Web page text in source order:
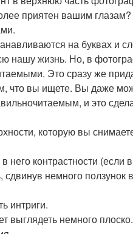
приятен вашим глазам?
на буквах
нашу жизнь. Но, в
Это сразу же
что вы ищете. Вы даже
и это
которую вы
него контрастности
сдвинув немного
интриги.
выглядеть немного